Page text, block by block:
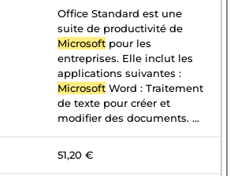
Office Standard est une
suite de productivité de
Microsoft pour les
entreprises. Elle inclut les
applications suivantes :
Microsoft Word : Traitement
de texte pour créer et
modifier des documents. ...
51,20 €